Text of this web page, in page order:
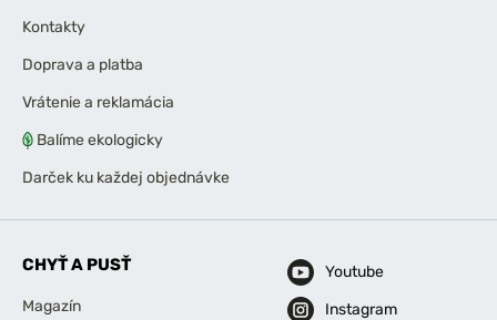
Kontakty
Doprava a platba
Vrátenie a reklamácia
Balíme ekologicky
Darček ku každej objednávke
CHYŤ A PUSŤ
Magazín
Youtube
Instagram